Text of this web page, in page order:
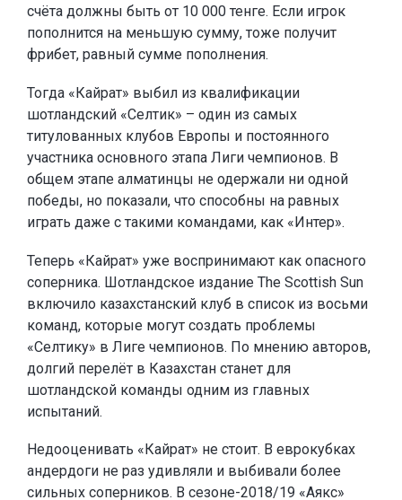
счёта должны быть от 10 000 тенге. Если игрок
пополнится на меньшую сумму, тоже получит
фрибет, равный сумме пополнения.
Тогда «Кайрат» выбил из квалификации
шотландский «Селтик» – один из самых
титулованных клубов Европы и постоянного
участника основного этапа Лиги чемпионов. В
общем этапе алматинцы не одержали ни одной
победы, но показали, что способны на равных
играть даже с такими командами, как «Интер».
Теперь «Кайрат» уже воспринимают как опасного
соперника. Шотландское издание The Scottish Sun
включило казахстанский клуб в список из восьми
команд, которые могут создать проблемы
«Селтику» в Лиге чемпионов. По мнению авторов,
долгий перелёт в Казахстан станет для
шотландской команды одним из главных
испытаний.
Недооценивать «Кайрат» не стоит. В еврокубках
андердоги не раз удивляли и выбивали более
сильных соперников. В сезоне-2018/19 «Аякс»